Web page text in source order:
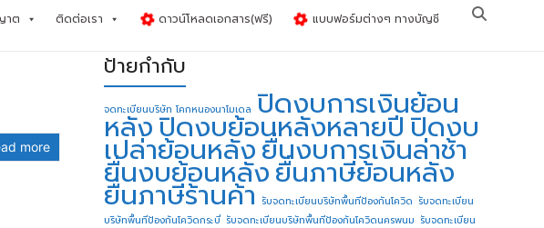
าต ติดต่อเรา ดาวน์โหลดเอกสาร(ฟรี) แบบฟอร์มต่างๆ ทางบัญชี
more
ป้ายกำกับ
จดทะเบียนบริษัท โคกหนองนาโมเดล ปิดงบการเงินย้อน
หลังปิดงบย้อนหลังหลายปี ปิดงบ
เปล่าย้อนหลังยื่นงบการเงินล่าช้า
ยื่นงบย้อนหลังยื่นภาษีย้อนหลัง
ยื่นภาษีร้านค้า รับจดทะเบียนบริษัทพื้นทีป้องกันโควิด รับจดทะเบียน
บริษัทพื้นทีป้องกันโควิดกระบี่ รับจดทะเบียนบริษัทพื้นทีป้องกันโควิดนครพนม รับจดทะเบียน